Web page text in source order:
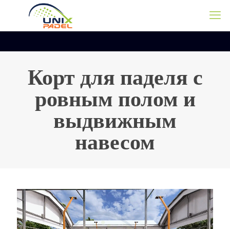
Корт для паделя с
ровным полом и
выдвижным
навесом